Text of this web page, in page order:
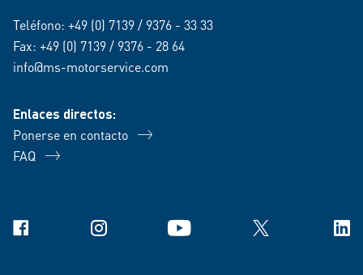
Teléfono: +49 (0) 7139 / 9376 - 33 33
Fax: +49 (0) 7139 / 9376 - 28 64
info@ms-motorservice.com
Enlaces directos:
Ponerse en contacto
FAQ
Facebook Instagram YouTube X